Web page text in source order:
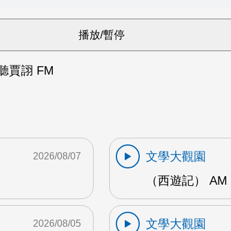
賈詡 FM
2026/08/07
文學大觀園
（西遊記） AM
2026/08/05
文學大觀園